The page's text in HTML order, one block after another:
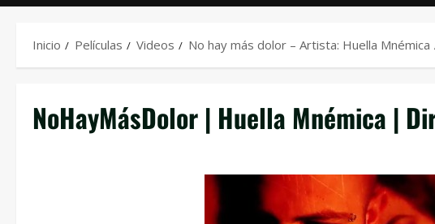
Inicio Películas Videos No hay más dolor – Artista: Huella Mnémica
NoHayMásDolor | Huella Mnémica |